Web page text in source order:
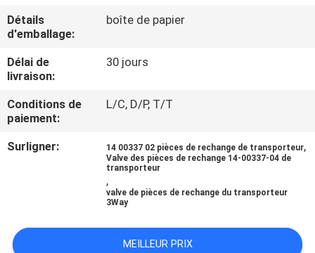
DE
L'USINE
CONTRÔLE
DE
LA
CONTACTER
Détails
d'emballage:
boîte de papier
Délai de
livraison:
30 jours
Conditions de
paiement:
L/C, D/P, T/T
Surligner: 14 00337 02 pièces de rechange de transporteur,
Valve des pièces de rechange 14-00337-04 de
transporteur
,
valve de pièces de rechange du transporteur
3Way
MEILLEUR PRIX